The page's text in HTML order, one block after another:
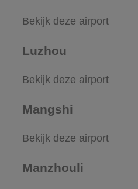
Bekijk deze airport
Luzhou
Bekijk deze airport
Mangshi
Bekijk deze airport
Manzhouli